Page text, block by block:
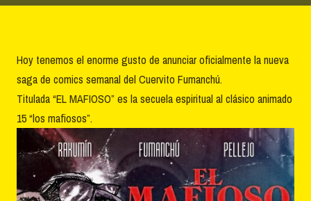
Hoy tenemos el enorme gusto de anunciar oficialmente la nueva
saga de comics semanal del Cuervito Fumanchú.
Titulada “EL MAFIOSO” es la secuela espiritual al clásico animado
15 “los mafiosos”.